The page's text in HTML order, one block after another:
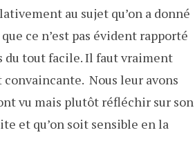
au sujet qu’on a donné
ce n’est pas évident rapporté
du tout facile. Il faut vraiment
Nous leur avons
vu mais plutôt réfléchir sur son
et qu’on soit sensible en la